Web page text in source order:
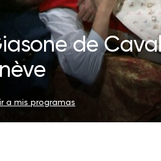
de
a mis programas